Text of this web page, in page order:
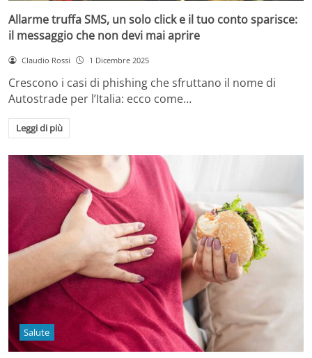
Allarme truffa SMS, un solo click e il tuo conto sparisce:
il messaggio che non devi mai aprire
Claudio Rossi 1 Dicembre 2025
Crescono i casi di phishing che sfruttano il nome di
Autostrade per l’Italia: ecco come…
Leggi di più
Salute